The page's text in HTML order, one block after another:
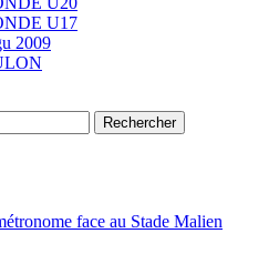
U17
2009
face au Stade Malien